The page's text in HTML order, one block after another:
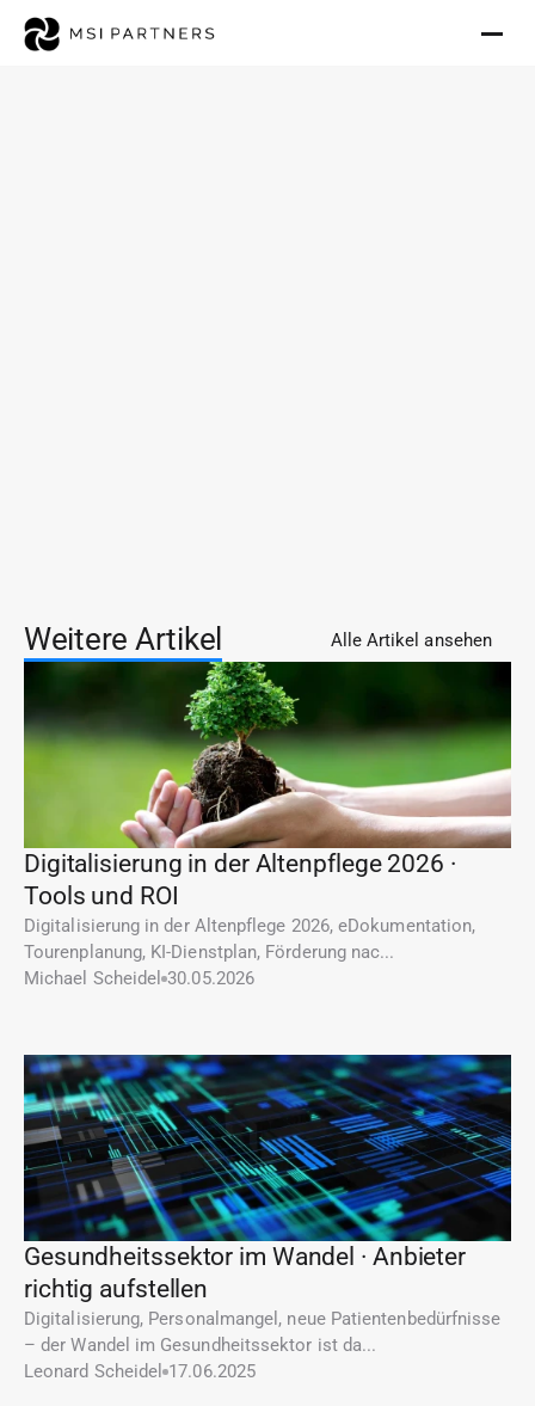
Weitere Artikel Alle Artikel ansehen
Digitalisierung in der Altenpflege 2026 ·
Tools und ROI
Digitalisierung in der Altenpflege 2026, eDokumentation,
Tourenplanung, KI-Dienstplan, Förderung nac...
Michael Scheidel 30.05.2026
Gesundheitssektor im Wandel · Anbieter
richtig aufstellen
Digitalisierung, Personalmangel, neue Patientenbedürfnisse
– der Wandel im Gesundheitssektor ist da...
Leonard Scheidel 17.06.2025